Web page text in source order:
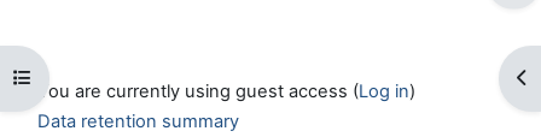
Open course index
You are currently using guest access (Log in)
Data retention summary